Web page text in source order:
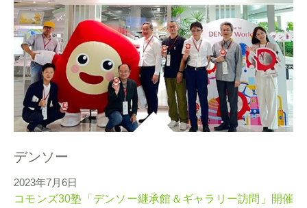
デンソー
2023年7月6日
コモンズ30塾「デンソー継承館＆ギャラリー訪問」開催